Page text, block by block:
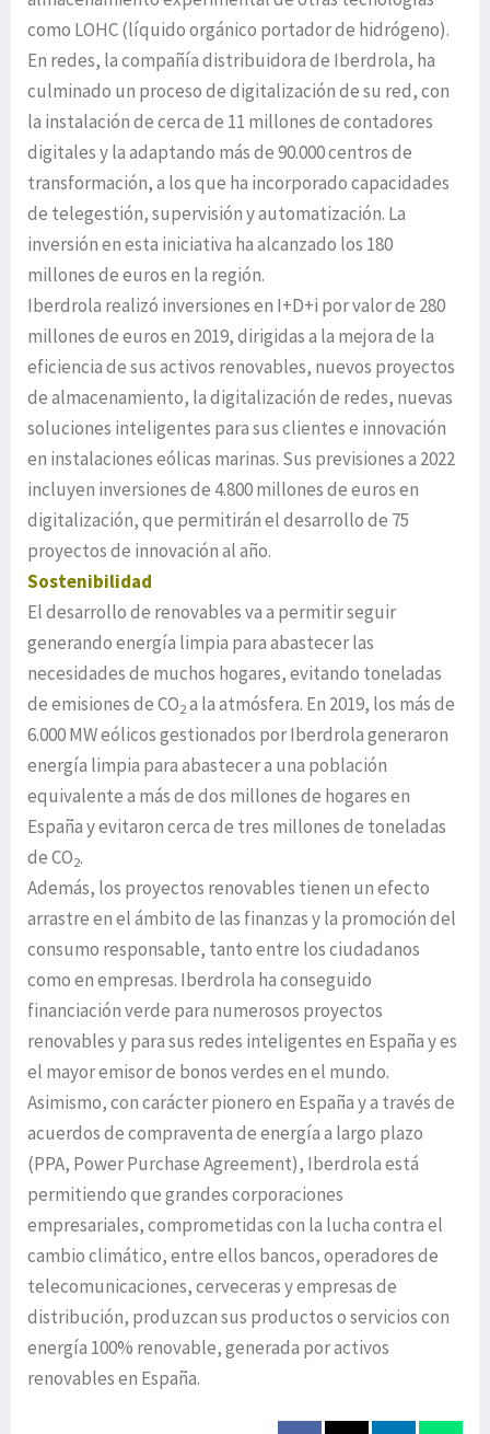
como LOHC (líquido orgánico portador de hidrógeno).
En redes, la compañía distribuidora de Iberdrola, ha
culminado un proceso de digitalización de su red, con
la instalación de cerca de 11 millones de contadores
digitales y la adaptando más de 90.000 centros de
transformación, a los que ha incorporado capacidades
de telegestión, supervisión y automatización. La
inversión en esta iniciativa ha alcanzado los 180
millones de euros en la región.
Iberdrola realizó inversiones en I+D+i por valor de 280
millones de euros en 2019, dirigidas a la mejora de la
eficiencia de sus activos renovables, nuevos proyectos
de almacenamiento, la digitalización de redes, nuevas
soluciones inteligentes para sus clientes e innovación
en instalaciones eólicas marinas. Sus previsiones a 2022
incluyen inversiones de 4.800 millones de euros en
digitalización, que permitirán el desarrollo de 75
proyectos de innovación al año.
Sostenibilidad
El desarrollo de renovables va a permitir seguir
generando energía limpia para abastecer las
necesidades de muchos hogares, evitando toneladas
de emisiones de CO2a la atmósfera. En 2019, los más de
6.000 MW eólicos gestionados por Iberdrola generaron
energía limpia para abastecer a una población
equivalente a más de dos millones de hogares en
España y evitaron cerca de tres millones de toneladas
de CO2.
Además, los proyectos renovables tienen un efecto
arrastre en el ámbito de las finanzas y la promoción del
consumo responsable, tanto entre los ciudadanos
como en empresas. Iberdrola ha conseguido
financiación verde para numerosos proyectos
renovables y para sus redes inteligentes en España y es
el mayor emisor de bonos verdes en el mundo.
Asimismo, con carácter pionero en España y a través de
acuerdos de compraventa de energía a largo plazo
(PPA, Power Purchase Agreement), Iberdrola está
permitiendo que grandes corporaciones
empresariales, comprometidas con la lucha contra el
cambio climático, entre ellos bancos, operadores de
telecomunicaciones, cerveceras y empresas de
distribución, produzcan sus productos o servicios con
energía 100% renovable, generada por activos
renovables en España.